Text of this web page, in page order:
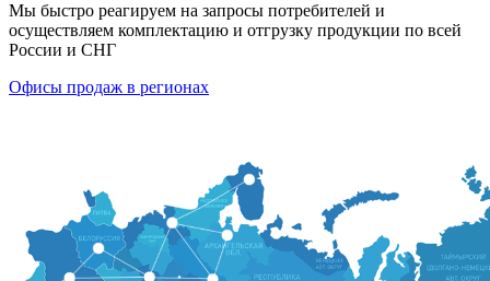
Мы быстро реагируем на запросы потребителей и
осуществляем комплектацию и отгрузку продукции по всей
России и СНГ
Офисы продаж в регионах